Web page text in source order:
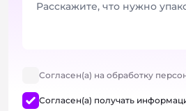
Согласен(а) на обработку
Согласен(а) получать